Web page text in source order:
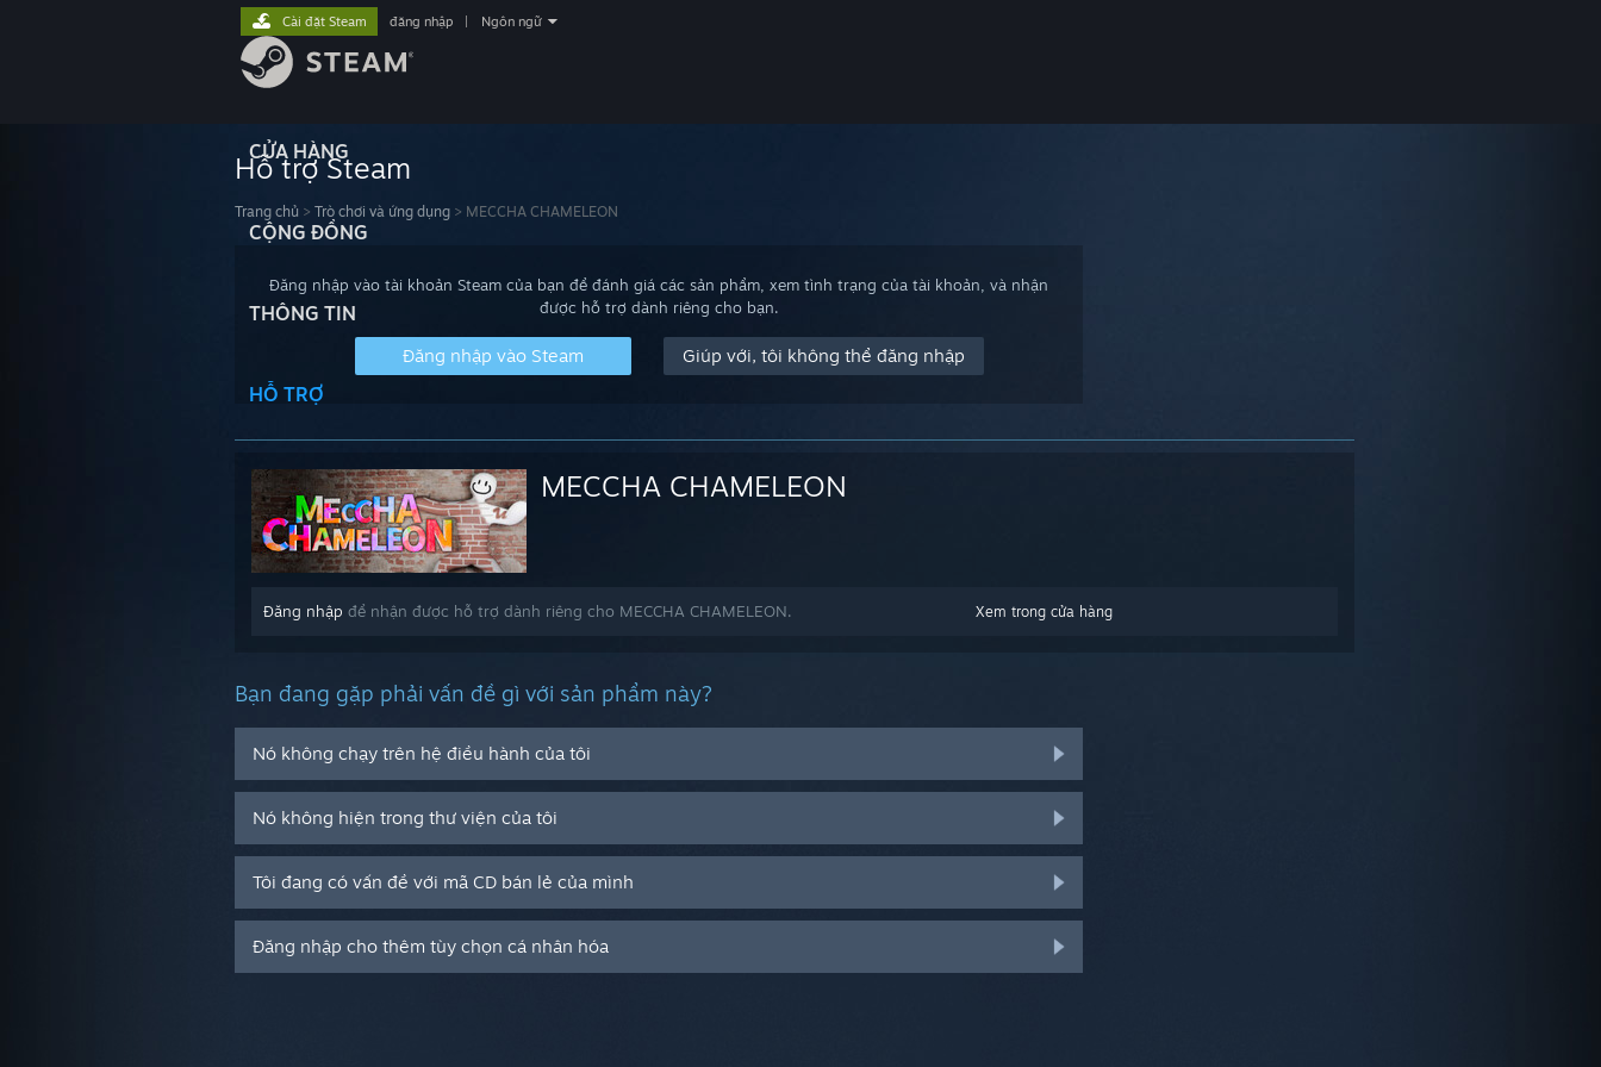
CỬA HÀNG
CỘNG ĐỒNG
THÔNG TIN
HỖ TRỢ
Cài đặt Steam đăng nhập Ngôn ngữ
Hỗ trợ Steam
Trang chủ > Trò chơi và ứng dụng > MECCHA CHAMELEON
Đăng nhập vào tài khoản Steam của bạn để đánh giá các sản phẩm, xem tình trạng của tài khoản, và nhận
được hỗ trợ dành riêng cho bạn.
Đăng nhập vào Steam Giúp với, tôi không thể đăng nhập
MECCHA CHAMELEON
Xem trong cửa hàng
Đăng nhập để nhận được hỗ trợ dành riêng cho MECCHA CHAMELEON.
Bạn đang gặp phải vấn đề gì với sản phẩm này?
Nó không chạy trên hệ điều hành của tôi
Nó không hiện trong thư viện của tôi
Tôi đang có vấn đề với mã CD bán lẻ của mình
Đăng nhập cho thêm tùy chọn cá nhân hóa